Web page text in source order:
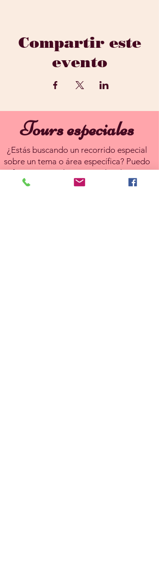
Compartir este
evento
Tours especiales
¿Estás buscando un recorrido especial
sobre un tema o área específica? Puedo
ofrecer recorridos personalizados, por
ejemplo, para celebraciones familiares,